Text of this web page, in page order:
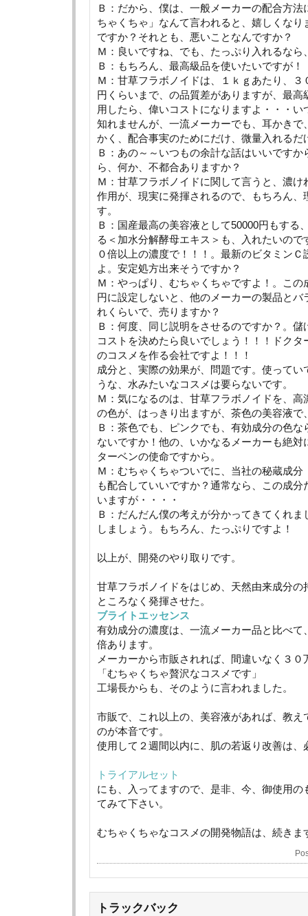
Ｂ：だから、僕は、一般メーカーの配合方
ちゃくちゃ」なんて言われると、嬉しくな
ですか？それとも、悪いことなんですか？
Ｍ：良いですね、でも、たっぷり入れるな
Ｂ：もちろん、最高級品を使いたいですが！
Ｍ：甘草フラボノイドは、１ｋｇあたり、
円くらいまで、の品質差がありますが、最
用したら、偉いコストになりますよ・・・
知れませんが、一流メーカーでも、耳かきで
かく、配合事実のためにだけ、微量入れるだ
Ｂ：あの～～いつもの余計な話はいいです
ら、何か、不都合ありますか？
Ｍ：甘草フラボノイドに関して言うと、濃
作用が、現実に発揮されるので、もちろん、
す。
Ｂ：国産最高の美容液として50000円もする
る＜加水分解酵母エキス＞も、入れたいの
０倍以上の濃度で！！！。最新のビタミン
よ。安定処方出来そうですか？
Ｍ：やっぱり、むちゃくちゃですよ！。この
円に設定しないと、他のメーカーの製品と
れくらいで、売りますか？
Ｂ：何度、同じ説明をさせるのですか？。
コストを決めたら良いでしょう！！！ドク
のコスメを作る会社ですよ！！！
成分と、実際の効果が、問題です。使って
うな、水みたいなコスメは要らないです。
Ｍ：気になるのは、甘草フラボノイドを、
の色が、はっきり出ますが、茶色の美容液で
Ｂ：茶色でも、ピンクでも、有効成分の色
ないですか！他の、いかなるメーカーも絶
ターベンの使命ですから。
Ｍ：むちゃくちゃついでに、当社の秘蔵成
も配合していいですか？通常なら、この成
いますが・・・・
Ｂ：だんだん僕の考えが分かってきてくれ
しましょう。もちろん、たっぷりですよ！
以上が、開発のやり取りです。
甘草フラボノイドをはじめ、天然由来成分の
ところなく発揮させた。
ブライトエッセンス
有効成分の濃度は、一流メーカー品と比べて
倍あります。
メーカーから市販されれば、間違いなく３
「むちゃくちゃ贅沢なコスメです」
工場長からも、そのように言われました。
市販で、これ以上の、美容液があれば、教え
のが本音です。
使用して２週間以内に、肌の若返り改善は、
トライアルセット
にも、入ってますので、是非、今、御使用
てみて下さい。
むちゃくちゃなコスメの開発物語は、続きま
トラックバック